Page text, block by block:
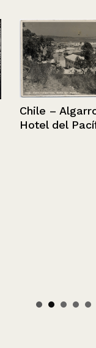
Chile – Algarrobo,
Hotel del Pacífico